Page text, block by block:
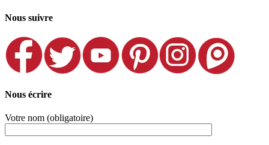
Nous suivre
Nous écrire
Votre nom (obligatoire)